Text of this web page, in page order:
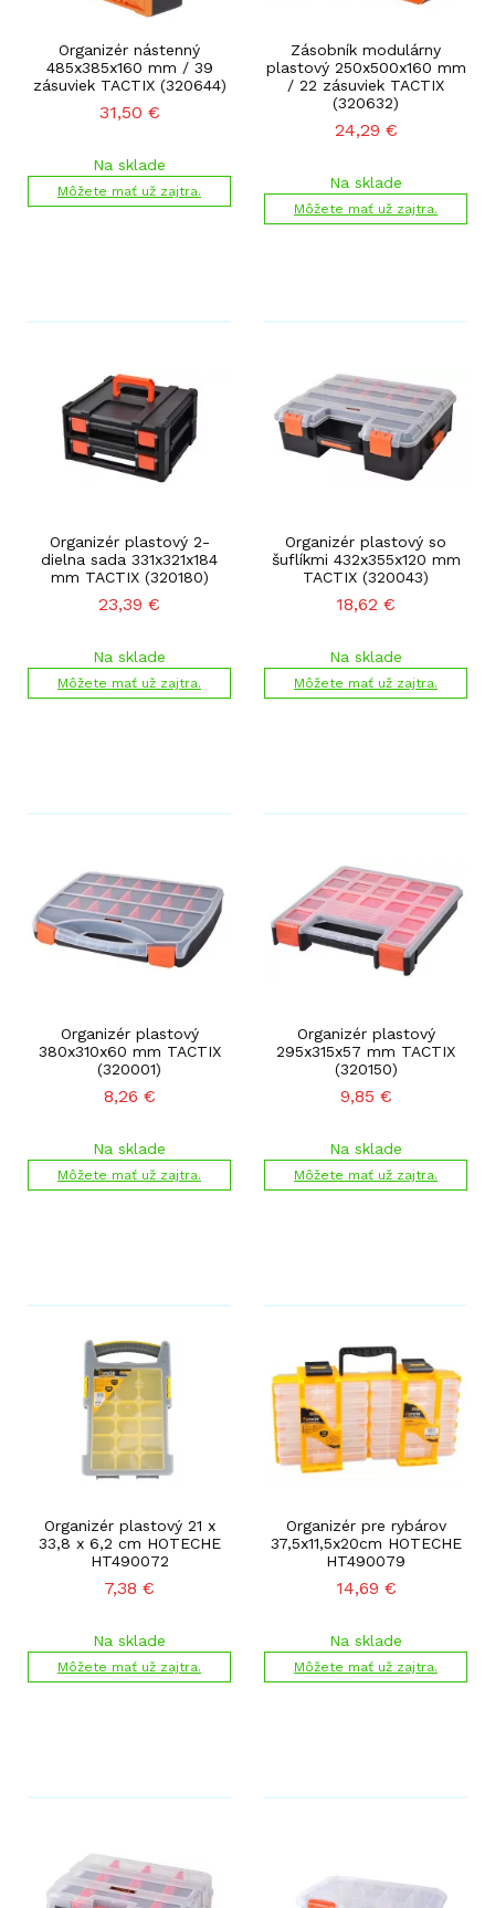
Organizér nástenný
485x385x160 mm / 39
zásuviek TACTIX (320644)
31,50 €
Na sklade
Môžete mať už zajtra.
Zásobník modulárny
plastový 250x500x160 mm
/ 22 zásuviek TACTIX
(320632)
24,29 €
Na sklade
Môžete mať už zajtra.
Organizér plastový 2-
dielna sada 331x321x184
mm TACTIX (320180)
23,39 €
Na sklade
Môžete mať už zajtra.
Organizér plastový so
šuflíkmi 432x355x120 mm
TACTIX (320043)
18,62 €
Na sklade
Môžete mať už zajtra.
Organizér plastový
380x310x60 mm TACTIX
(320001)
8,26 €
Na sklade
Môžete mať už zajtra.
Organizér plastový
295x315x57 mm TACTIX
(320150)
9,85 €
Na sklade
Môžete mať už zajtra.
Organizér plastový 21 x
33,8 x 6,2 cm HOTECHE
HT490072
7,38 €
Na sklade
Môžete mať už zajtra.
Organizér pre rybárov
37,5x11,5x20cm HOTECHE
HT490079
14,69 €
Na sklade
Môžete mať už zajtra.